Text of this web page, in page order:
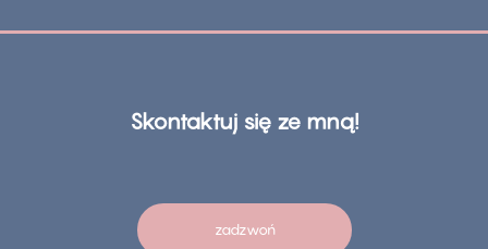
Skontaktuj się ze mną!
zadzwoń